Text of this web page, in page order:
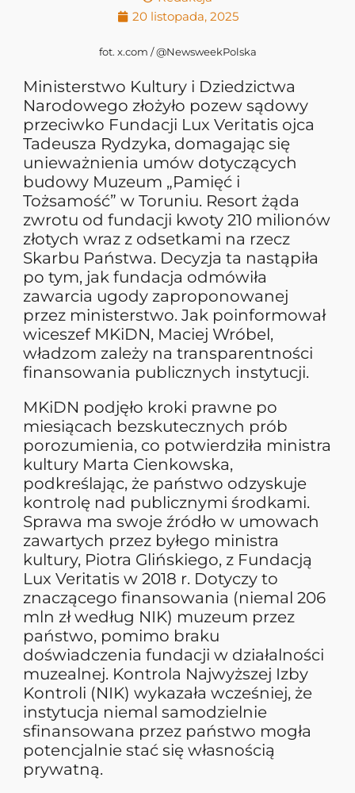
20 listopada, 2025
fot. x.com /@NewsweekPolska
Ministerstwo Kultury i Dziedzictwa
Narodowego złożyło pozew sądowy
przeciwko Fundacji Lux Veritatis ojca
Tadeusza Rydzyka, domagając się
unieważnienia umów dotyczących
budowy Muzeum „Pamięć i
Tożsamość” w Toruniu. Resort żąda
zwrotu od fundacji kwoty 210 milionów
złotych wraz z odsetkami na rzecz
Skarbu Państwa. Decyzja ta nastąpiła
po tym, jak fundacja odmówiła
zawarcia ugody zaproponowanej
przez ministerstwo. Jak poinformował
wiceszef MKiDN, Maciej Wróbel,
władzom zależy na transparentności
finansowania publicznych instytucji.
MKiDN podjęło kroki prawne po
miesiącach bezskutecznych prób
porozumienia, co potwierdziła ministra
kultury Marta Cienkowska,
podkreślając, że państwo odzyskuje
kontrolę nad publicznymi środkami.
Sprawa ma swoje źródło w umowach
zawartych przez byłego ministra
kultury, Piotra Glińskiego, z Fundacją
Lux Veritatis w 2018 r. Dotyczy to
znaczącego finansowania (niemal 206
mln zł według NIK) muzeum przez
państwo, pomimo braku
doświadczenia fundacji w działalności
muzealnej. Kontrola Najwyższej Izby
Kontroli (NIK) wykazała wcześniej, że
instytucja niemal samodzielnie
sfinansowana przez państwo mogła
potencjalnie stać się własnością
prywatną.